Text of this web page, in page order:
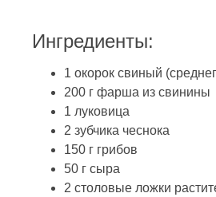
Ингредиенты:
1 окорок свиный
200 г фарша из свинины
1 луковица
2 зубчика чеснока
150 г грибов
50 г сыра
2 столовые ложки